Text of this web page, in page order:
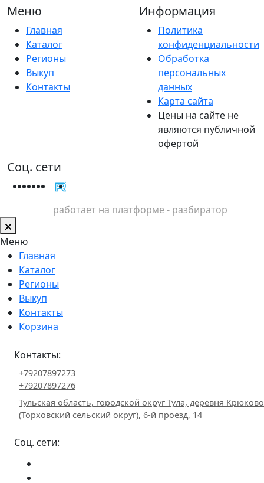
Меню
Главная
Каталог
Регионы
Выкуп
Контакты
Информация
Политика
конфиденциальности
Обработка
персональных
данных
Карта сайта
Цены на сайте не
являются публичной
офертой
Соц. сети
работает на платформе - разбиратор
Меню
Главная
Каталог
Регионы
Выкуп
Контакты
Корзина
Контакты:
+79207897273
+79207897276
Тульская область, городской округ Тула, деревня Крюково
(Торховский сельский округ), 6-й проезд, 14
Соц. сети: